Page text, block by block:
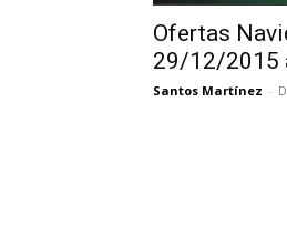
Ofertas
29/12/2015
Santos Martínez -